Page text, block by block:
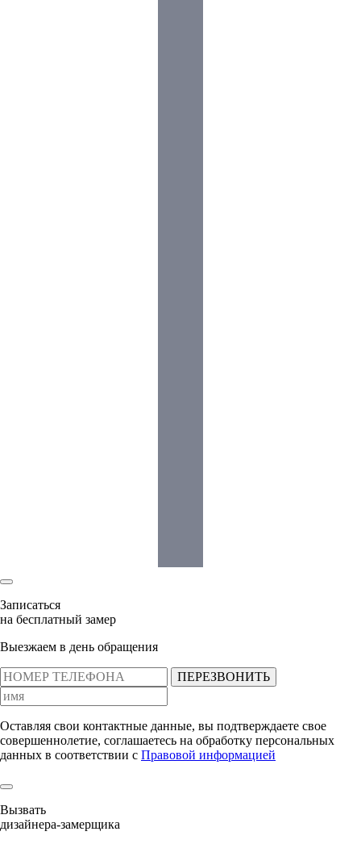
Записаться
на бесплатный замер
Выезжаем в день обращения
ПЕРЕЗВОНИТЬ
Оставляя свои контактные данные, вы подтверждаете свое
совершеннолетие, соглашаетесь на обработку персональных
данных в соответствии с Правовой информацией
Вызвать
дизайнера-замерщика